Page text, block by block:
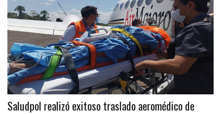
Saludpol realizó exitoso traslado aeromédico de